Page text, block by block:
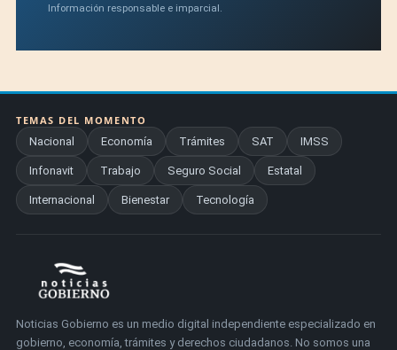
Información responsable e imparcial.
TEMAS DEL MOMENTO
Nacional
Economía Trámites SAT IMSS
Infonavit Trabajo Seguro Social Estatal
Internacional Bienestar Tecnología
Noticias Gobierno es un medio digital independiente especializado en
gobierno, economía, trámites y derechos ciudadanos. No somos una